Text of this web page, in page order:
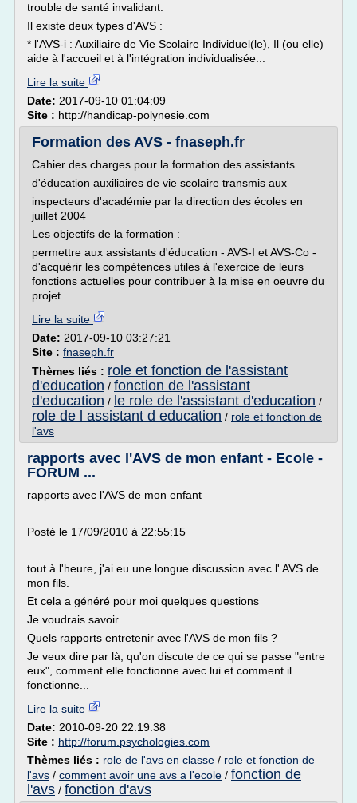
trouble de santé invalidant.
Il existe deux types d'AVS :
* l'AVS-i : Auxiliaire de Vie Scolaire Individuel(le), Il (ou elle)
aide à l'accueil et à l'intégration individualisée...
Lire la suite
Date: 2017-09-10 01:04:09
Site : http://handicap-polynesie.com
Formation des AVS - fnaseph.fr
Cahier des charges pour la formation des assistants
d'éducation auxiliaires de vie scolaire transmis aux
inspecteurs d'académie par la direction des écoles en
juillet 2004
Les objectifs de la formation :
permettre aux assistants d'éducation - AVS-I et AVS-Co -
d'acquérir les compétences utiles à l'exercice de leurs
fonctions actuelles pour contribuer à la mise en oeuvre du
projet...
Lire la suite
Date: 2017-09-10 03:27:21
Site : fnaseph.fr
Thèmes liés : role et fonction de l'assistant
d'education / fonction de l'assistant
d'education / le role de l'assistant d'education /
role de l assistant d education / role et fonction de
l'avs
rapports avec l'AVS de mon enfant - Ecole -
FORUM ...
rapports avec l'AVS de mon enfant
Posté le 17/09/2010 à 22:55:15
tout à l'heure, j'ai eu une longue discussion avec l' AVS de
mon fils.
Et cela a généré pour moi quelques questions
Je voudrais savoir....
Quels rapports entretenir avec l'AVS de mon fils ?
Je veux dire par là, qu'on discute de ce qui se passe "entre
eux", comment elle fonctionne avec lui et comment il
fonctionne...
Lire la suite
Date: 2010-09-20 22:19:38
Site : http://forum.psychologies.com
Thèmes liés : role de l'avs en classe / role et fonction de
l'avs / comment avoir une avs a l'ecole / fonction de
l'avs / fonction d'avs